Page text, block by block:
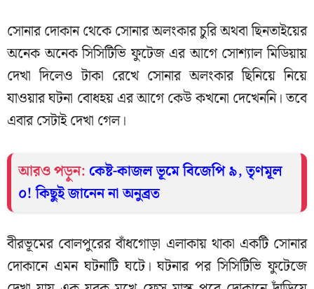
সোনার দোকান থেকে সোনার অলংকার চুরি অথবা ছিনতাইয়ের
অনেক অনেক সিসিটিভি ফুটেজ এর আগে সোশ্যাল মিডিয়ায়
দেখা দিলেও টাকা রেখে সোনার অলংকার ছিনিয়ে নিয়ে
যাওয়ার ঘটনা বোধহয় এর আগে কেউ কখনো দেখেননি। তবে
এবার সেটাই দেখা গেল।
আরও পড়ুন:কেষ্ট-কাজল ভূমে বিজেপি ৯, তৃণমূল
০! কিছুই জানেন না অনুব্রত
বীরভূমের বোলপুরের বাঁধগোড়া এলাকায় থাকা একটি সোনার
দোকানে এমন ঘটনাটি ঘটে। ঘটনার পর সিসিটিভি ফুটেজে